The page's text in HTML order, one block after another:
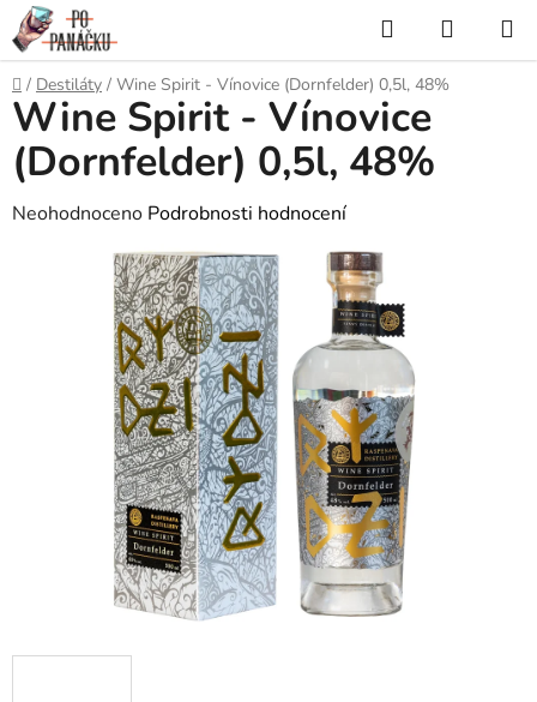
Přejít
na
obsah
Hledat
KOŠÍK
Domů
/ Destiláty / Wine Spirit - Vínovice (Dornfelder) 0,5l, 48%
Wine Spirit - Vínovice
(Dornfelder) 0,5l, 48%
Průměrné
Neohodnoceno Podrobnosti hodnocení